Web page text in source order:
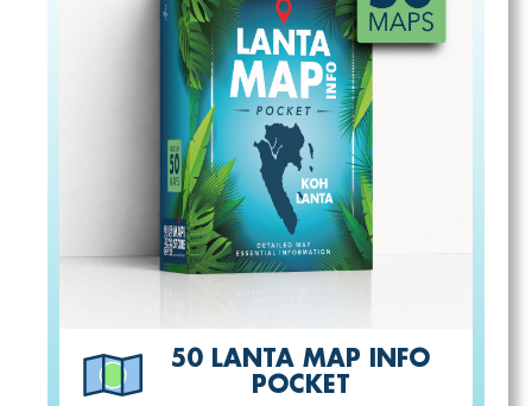
50 LANTA MAP INFO
POCKET